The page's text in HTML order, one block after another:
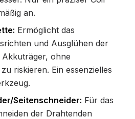
an.
Ermöglicht das
und Ausglühen der
Akkuträger, ohne
riskieren. Ein essenzielles
Seitenschneider: Für das
der Drahtenden